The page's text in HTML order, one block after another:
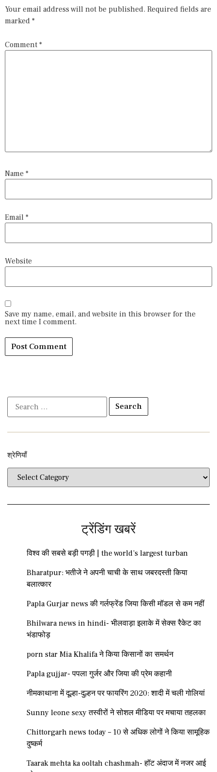
Your email address will not be published. Required fields are
marked *
Comment *
Name *
Email *
Website
Save my name, email, and website in this browser for the
next time I comment.
श्रेणियाँ​​
ट्रेंडिंग खबरें
विश्व की सबसे बड़ी पगड़ी | the world’s largest turban
Bharatpur: भतीजे ने अपनी चाची के साथ जबरदस्ती किया
बलात्कार
Papla Gurjar news की गर्लफ्रेंड जिया किसी मॉडल से कम नहीं
Bhilwara news in hindi- भीलवाड़ा इलाके में सेक्स रैकेट का
भंडाफोड़
porn star Mia Khalifa ने किया किसानों का समर्थन
Papla gujjar- पपला गुर्जर और जिया की प्रेम कहानी
नीमकाथाना में दूल्हा-दुल्हन पर फायरिंग 2020: शादी में चली गोलियां
Sunny leone sexy तस्वीरों ने सोशल मीडिया पर मचाया तहलका
Chittorgarh news today – 10 से अधिक लोगों ने किया सामूहिक
दुष्कर्म
Taarak mehta ka ooltah chashmah- हॉट अंदाज में नजर आई